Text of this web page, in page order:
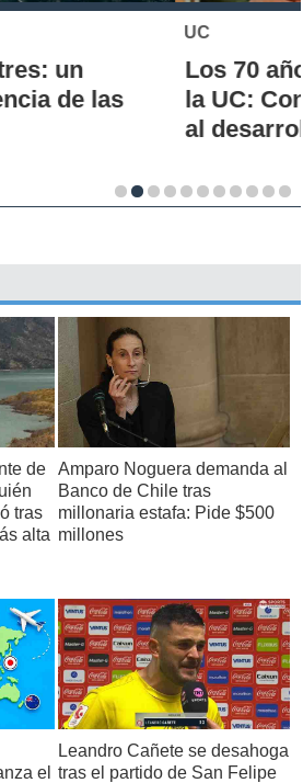
Carrera de Química de
historia, hitos y aporte
del país
de
tras
alta
Amparo Noguera demanda al
Banco de Chile tras
millonaria estafa: Pide $500
millones
el
Leandro Cañete se desahoga
tras el partido de San Felipe